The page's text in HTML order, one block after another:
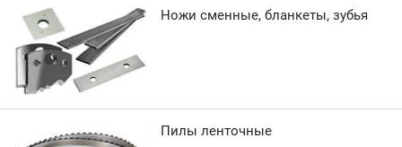
Ножи сменные, бланкеты, зубья
Пилы ленточные